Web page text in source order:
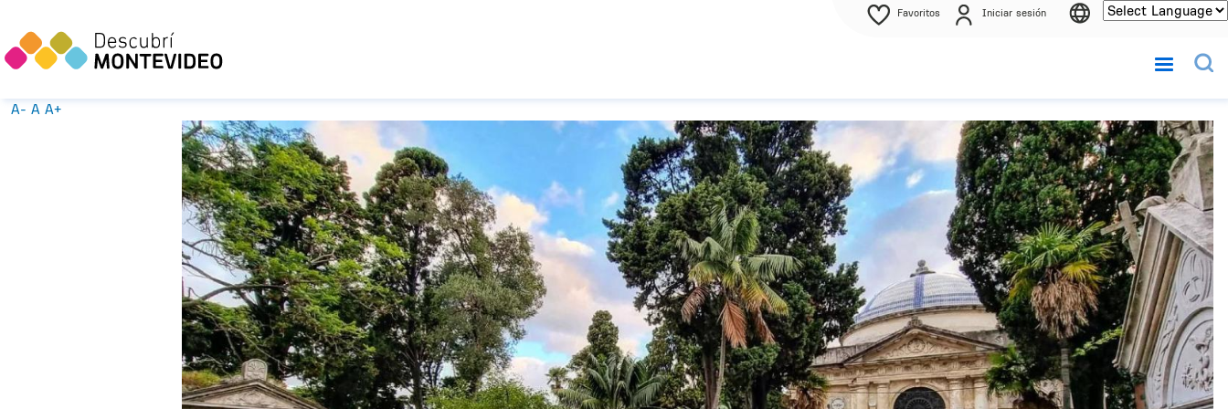
Favoritos Iniciar sesión
A- A A+